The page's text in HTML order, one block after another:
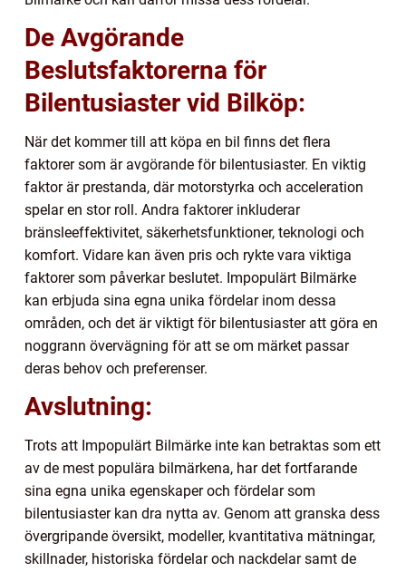
De Avgörande
Beslutsfaktorerna för
Bilentusiaster vid Bilköp:
När det kommer till att köpa en bil finns det flera
faktorer som är avgörande för bilentusiaster. En viktig
faktor är prestanda, där motorstyrka och acceleration
spelar en stor roll. Andra faktorer inkluderar
bränsleeffektivitet, säkerhetsfunktioner, teknologi och
komfort. Vidare kan även pris och rykte vara viktiga
faktorer som påverkar beslutet. Impopulärt Bilmärke
kan erbjuda sina egna unika fördelar inom dessa
områden, och det är viktigt för bilentusiaster att göra en
noggrann övervägning för att se om märket passar
deras behov och preferenser.
Avslutning:
Trots att Impopulärt Bilmärke inte kan betraktas som ett
av de mest populära bilmärkena, har det fortfarande
sina egna unika egenskaper och fördelar som
bilentusiaster kan dra nytta av. Genom att granska dess
övergripande översikt, modeller, kvantitativa mätningar,
skillnader, historiska fördelar och nackdelar samt de